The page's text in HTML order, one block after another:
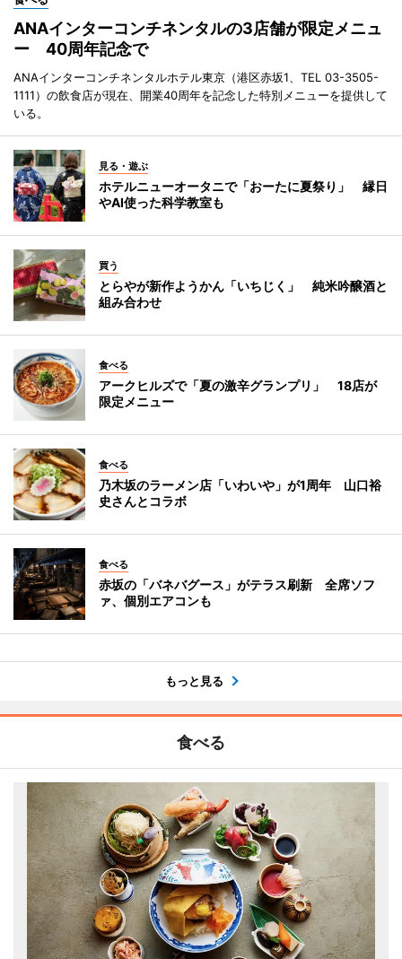
ANAインターコンチネンタルの3店舗が限定メニュ
ー 40周年記念で
ANAインターコンチネンタルホテル東京（港区赤坂1、TEL 03-3505-
1111）の飲食店が現在、開業40周年を記念した特別メニューを提供して
いる。
見る・遊ぶ
ホテルニューオータニで「おーたに夏祭り」 縁日
やAI使った科学教室も
買う
とらやが新作ようかん「いちじく」 純米吟醸酒と
組み合わせ
食べる
アークヒルズで「夏の激辛グランプリ」 18店が
限定メニュー
食べる
乃木坂のラーメン店「いわいや」が1周年 山口裕
史さんとコラボ
食べる
赤坂の「バネバグース」がテラス刷新 全席ソフ
ァ、個別エアコンも
もっと見る
食べる